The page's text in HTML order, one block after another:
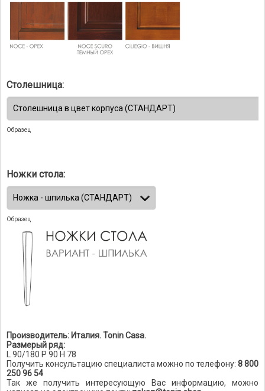
Столешница:
Образец
Ножки стола:
Образец
Производитель: Италия. Tonin Casa.
Размерый ряд:
L 90/180 P 90 H 78
Получить консультацию специалиста можно по телефону: 8 800
250 96 54
Так же получить интересующую Вас информацию, можно